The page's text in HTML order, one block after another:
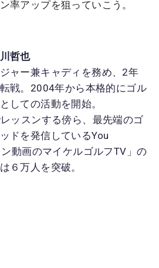
率アップを狙っていこう。
哲也
ャー兼キャディを務め、2年
戦。2004年から本格的にゴル
しての活動を開始。
レッスンする傍ら、最先端のゴ
ドを発信しているYou
動画のマイケルゴルフTV」の
６万人を突破。